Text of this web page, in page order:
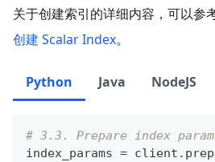
关于创建索引的详细内容，可以参
创建 Scalar Index。
Python Java NodeJS
# 3.3. Prepare index
index_params = client .